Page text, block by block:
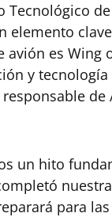
Tecnológico
elemento
es Wing
y
un hito
para